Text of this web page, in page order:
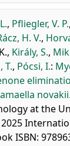
, Pfliegler, V. P.,
H. V.,
, Király, S.,
T., Pócsi, I.:
novakii.
at the
ISBN: